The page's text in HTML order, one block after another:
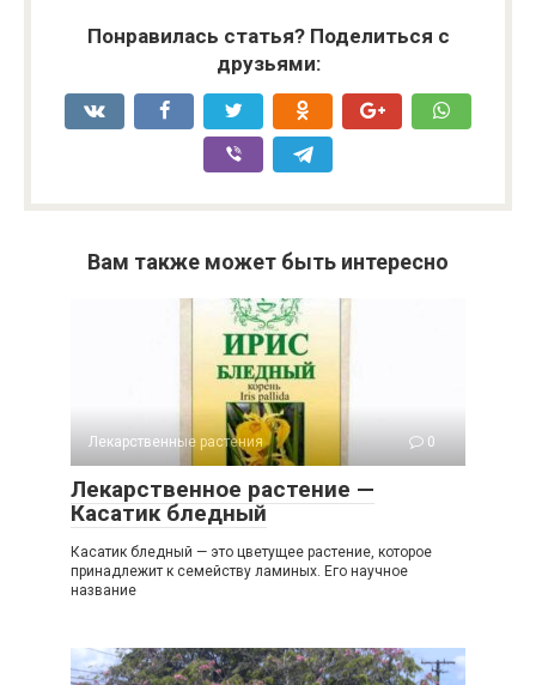
Понравилась статья? Поделиться с
друзьями:
Вам также может быть интересно
Лекарственные растения 0
Лекарственное растение —
Касатик бледный
Касатик бледный — это цветущее растение, которое
принадлежит к семейству ламиных. Его научное
название